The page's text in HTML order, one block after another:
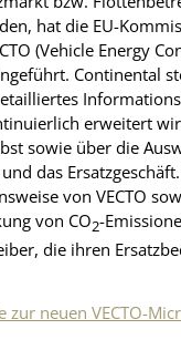
hat die EU-
(Vehicle Energy
Continental
erweitert
sowie über die
das
von VECTO
von CO2-
die ihren
zur neuen VECTO-